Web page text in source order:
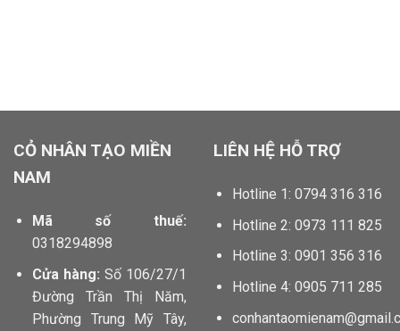
CỎ NHÂN TẠO MIỀN
NAM
Mã số thuế:
0318294898
Cửa hàng: Số 106/27/1
Đường Trần Thị Năm,
Phường Trung Mỹ Tây,
LIÊN HỆ HỖ TRỢ
Hotline 1: 0794 316 316
Hotline 2: 0973 111 825
Hotline 3: 0901 356 316
Hotline 4: 0905 711 285